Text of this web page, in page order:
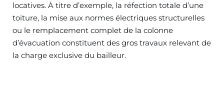
locatives. À titre d’exemple, la réfection totale d’une
toiture, la mise aux normes électriques structurelles
ou le remplacement complet de la colonne
d’évacuation constituent des gros travaux relevant de
la charge exclusive du bailleur.